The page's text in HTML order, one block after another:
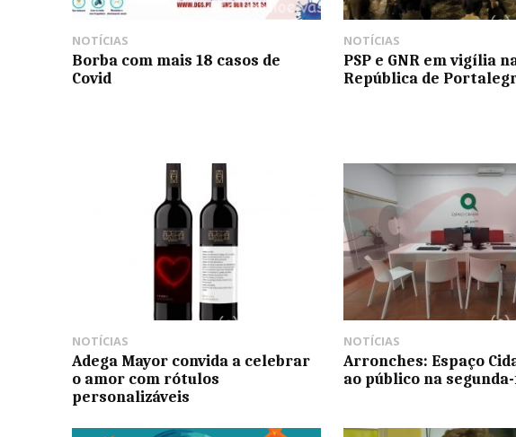
NOTÍCIAS
Borba com mais 18 casos de
Covid
NOTÍCIAS
PSP e GNR em vigília
República de
NOTÍCIAS
Adega Mayor convida a celebrar
o amor com rótulos
personalizáveis
NOTÍCIAS
Arronches: Espaço
ao público na